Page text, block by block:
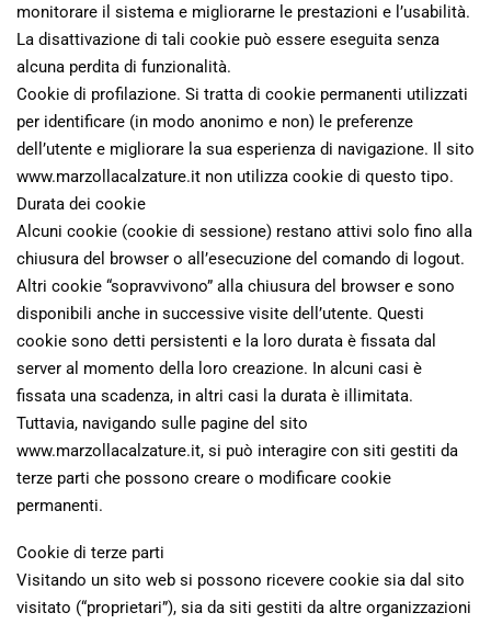
monitorare il sistema e migliorarne le prestazioni e l’usabilità.
La disattivazione di tali cookie può essere eseguita senza
alcuna perdita di funzionalità.
Cookie di profilazione. Si tratta di cookie permanenti utilizzati
per identificare (in modo anonimo e non) le preferenze
dell’utente e migliorare la sua esperienza di navigazione. Il sito
www.marzollacalzature.it non utilizza cookie di questo tipo.
Durata dei cookie
Alcuni cookie (cookie di sessione) restano attivi solo fino alla
chiusura del browser o all’esecuzione del comando di logout.
Altri cookie “sopravvivono” alla chiusura del browser e sono
disponibili anche in successive visite dell’utente. Questi
cookie sono detti persistenti e la loro durata è fissata dal
server al momento della loro creazione. In alcuni casi è
fissata una scadenza, in altri casi la durata è illimitata.
Tuttavia, navigando sulle pagine del sito
www.marzollacalzature.it, si può interagire con siti gestiti da
terze parti che possono creare o modificare cookie
permanenti.
Cookie di terze parti
Visitando un sito web si possono ricevere cookie sia dal sito
visitato (“proprietari”), sia da siti gestiti da altre organizzazioni